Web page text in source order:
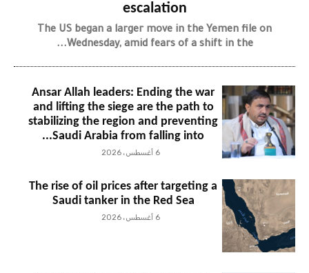
escalation
The US began a larger move in the Yemen file on
Wednesday, amid fears of a shift in the...
Ansar Allah leaders: Ending the war
and lifting the siege are the path to
stabilizing the region and preventing
Saudi Arabia from falling into...
6 أغسطس، 2026
The rise of oil prices after targeting a
Saudi tanker in the Red Sea
6 أغسطس، 2026